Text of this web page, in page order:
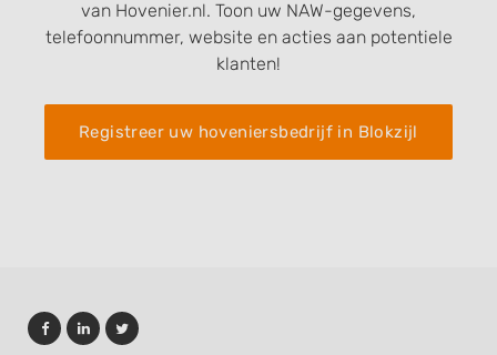
van Hovenier.nl. Toon uw NAW-gegevens,
telefoonnummer, website en acties aan potentiele
klanten!
Registreer uw hoveniersbedrijf in Blokzijl